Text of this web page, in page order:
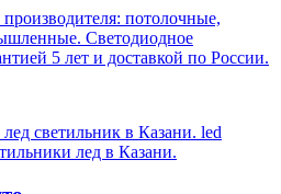
потолочные,
Светодиодное
5 лет и доставкой по России.
светильник в Казани. led
лед в Казани.